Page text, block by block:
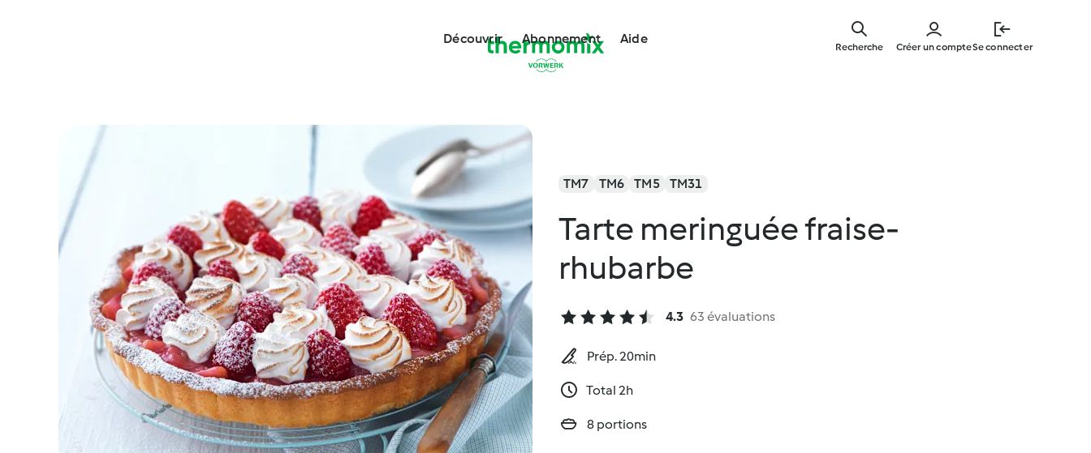
main
Découvrir Abonnement Aide
Créer un compteSe connecter
Recherche
TM7 TM6 TM5 TM31
Tarte meringuée fraise-
rhubarbe
4.3 63 évaluations
Prép. 20min
Total 2h
8 portions